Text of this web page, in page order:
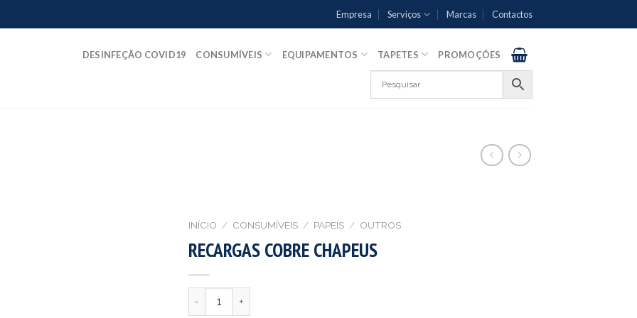
Empresa Serviços Marcas Contactos
DESINFEÇÃO COVID19 CONSUMÍVEIS EQUIPAMENTOS TAPETES PROMOÇÕES
INÍCIO / CONSUMÍVEIS / PAPEIS / OUTROS
RECARGAS COBRE CHAPEUS